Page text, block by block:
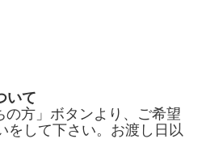
いて
方」ボタンより、ご希望
をして下さい。お渡し日以